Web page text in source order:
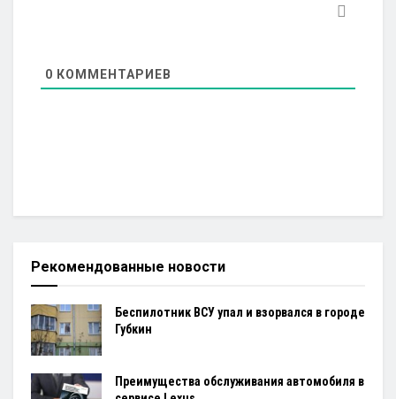
0 КОММЕНТАРИЕВ
Рекомендованные новости
Беспилотник ВСУ упал и взорвался в городе
Губкин
Преимущества обслуживания автомобиля в